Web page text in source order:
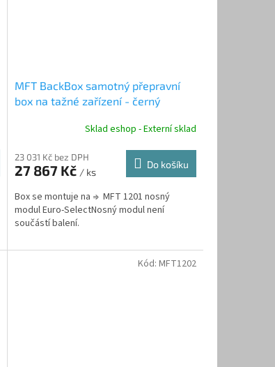
MFT BackBox samotný přepravní
box na tažné zařízení - černý
Sklad eshop - Externí sklad
23 031 Kč bez DPH
27 867 Kč / ks
Do košíku
Box se montuje na ⇒ MFT 1201 nosný
modul Euro-SelectNosný modul není
součástí balení.
Kód: MFT1202